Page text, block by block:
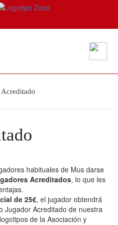
habituales de Mus darse
Acreditados, lo que les
de 25€, el jugador obtendrá
Jugador Acreditado de nuestra
de la Asociación y